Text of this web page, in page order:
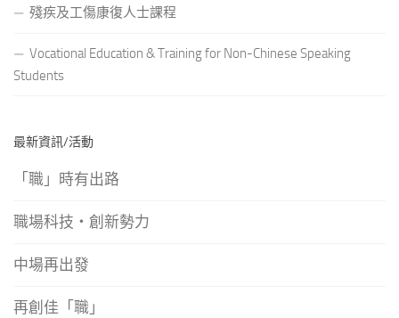
殘疾及工傷康復人士課程
Vocational Education & Training for Non-Chinese Speaking
Students
最新資訊/活動
「職」時有出路
職場科技‧創新勢力
中場再出發
再創佳「職」